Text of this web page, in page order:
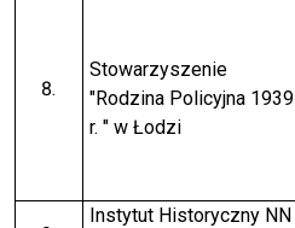
Stowarzyszenie
"Rodzina Policyjna 1939
r. " w Łodzi
Instytut Historyczny NN